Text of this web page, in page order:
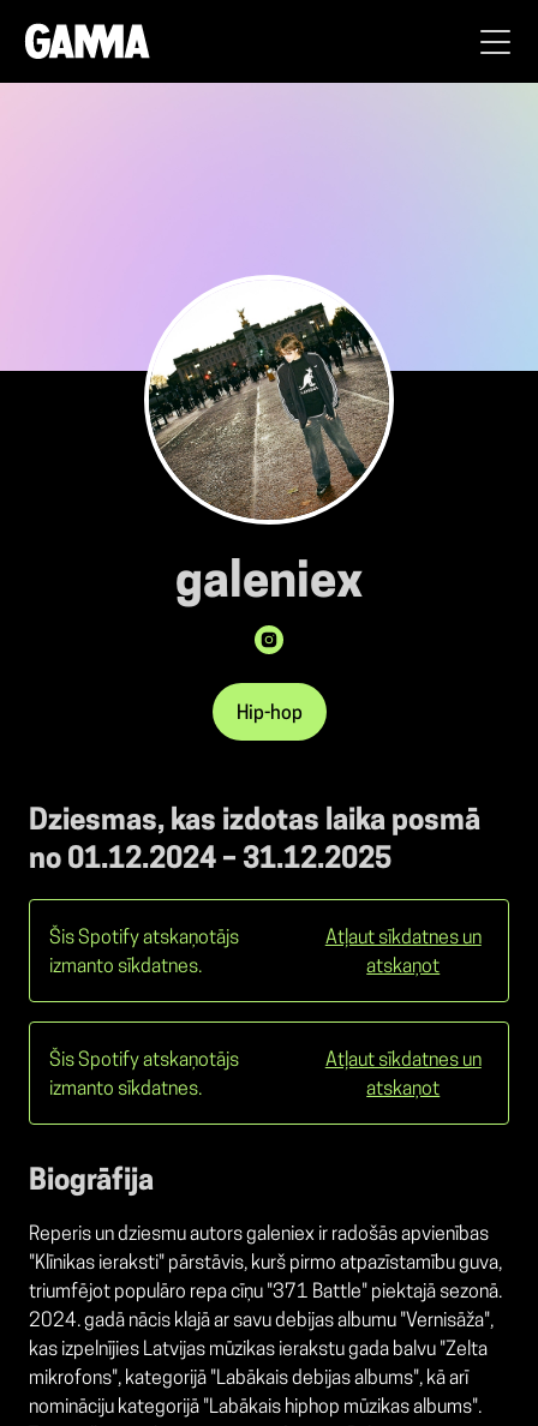
galeniex
Hip-hop
Dziesmas, kas izdotas laika posmā
no 01.12.2024 – 31.12.2025
Šis Spotify atskaņotājs
izmanto sīkdatnes.
Atļaut sīkdatnes un
atskaņot
Šis Spotify atskaņotājs
izmanto sīkdatnes.
Atļaut sīkdatnes un
atskaņot
Biogrāfija
Reperis un dziesmu autors galeniex ir radošās apvienības
"Klīnikas ieraksti" pārstāvis, kurš pirmo atpazīstamību guva,
triumfējot populāro repa cīņu "371 Battle" piektajā sezonā.
2024. gadā nācis klajā ar savu debijas albumu "Vernisāža",
kas izpelnījies Latvijas mūzikas ierakstu gada balvu "Zelta
mikrofons", kategorijā "Labākais debijas albums", kā arī
nomināciju kategorijā "Labākais hiphop mūzikas albums".